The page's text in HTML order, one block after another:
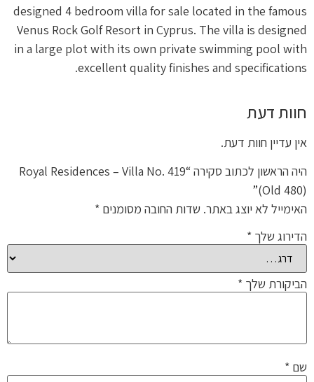
designed 4 bedroom villa for sale located in the famous
Venus Rock Golf Resort in Cyprus. The villa is designed
in a large plot with its own private swimming pool with
excellent quality finishes and specifications.
חוות דעת
אין עדיין חוות דעת.
היה הראשון לכתוב סקירה “Royal Residences – Villa No. 419
(Old 480)”
האימייל לא יוצג באתר. שדות החובה מסומנים *
הדירוג שלך *
הביקורת שלך *
שם *